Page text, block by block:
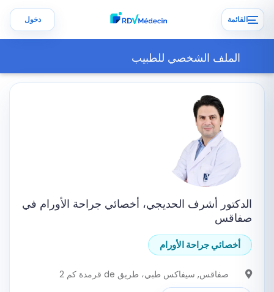
القائمة دخول
الملف الشخصي للطبيب
الدكتور أشرف الحديجي، أخصائي جراحة الأورام في
صفاقس
أخصائي جراحة الأورام
صفاقس, سيفاكس طبي، طريق de قرمدة كم 2